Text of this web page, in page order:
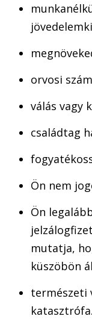
orvosi
válás vagy
családtag
Ön nem
Ön
mutatja,
küszöbön
természeti
katasztrófa.